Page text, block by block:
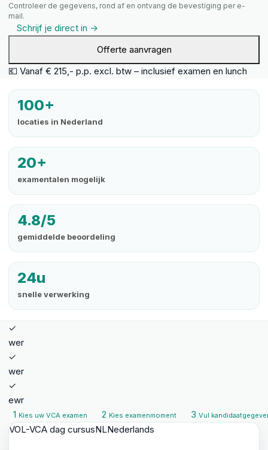
Controleer de gegevens, rond af en ontvang de bevestiging per e-
mail.
Schrijf je direct in →
Offerte aanvragen
💶 Vanaf € 215,- p.p. excl. btw – inclusief examen en lunch
100+
locaties in Nederland
20+
examentalen mogelijk
4.8/5
gemiddelde beoordeling
24u
snelle verwerking
✓
wer
✓
wer
✓
ewr
1 Kies uw VCA examen 2 Kies examenmoment 3 Vul
VOL-VCA dag cursusNLNederlands